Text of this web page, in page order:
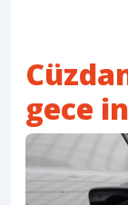
gece